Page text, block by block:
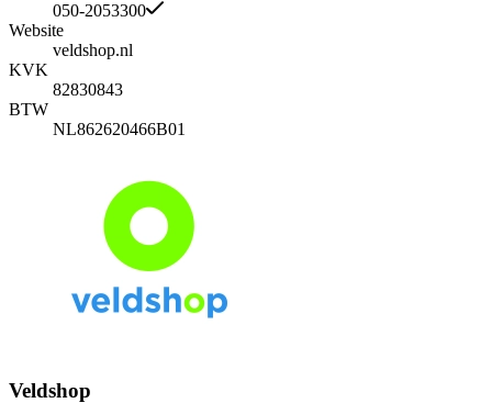
050-2053300
Website
veldshop.nl
KVK
82830843
BTW
NL862620466B01
Veldshop